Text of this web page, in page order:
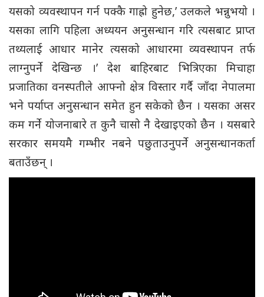
यसको व्यवस्थापन गर्न पक्कै गाह्रो हुनेछ,’ उलकले भन्नुभयो ।
यसका लागि पहिला अध्ययन अनुसन्धान गरि त्यसबाट प्राप्त
तथ्यलाई आधार मानेर त्यसको आधारमा व्यवस्थापन तर्फ
लाग्नुपर्ने देखिन्छ ।’ देश बाहिरबाट भित्रिएका मिचाहा
प्रजातिका वनस्पतीले आफ्नो क्षेत्र विस्तार गर्दै जाँदा नेपालमा
भने पर्याप्त अनुसन्धान समेत हुन सकेको छैन । यसका असर
कम गर्ने योजनाबारे त कुनै चासो नै देखाइएको छैन । यसबारे
सरकार समयमै गम्भीर नबने पछुताउनुपर्ने अनुसन्धानकर्ता
बताउँछन् ।